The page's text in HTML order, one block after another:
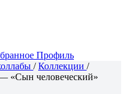
Профиль
/Коллекции /
«Сын человеческий»